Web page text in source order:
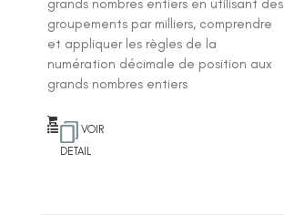
groupements par milliers, comprendre
et appliquer les règles de la
numération décimale de position aux
grands nombres entiers
VOIR
DETAIL